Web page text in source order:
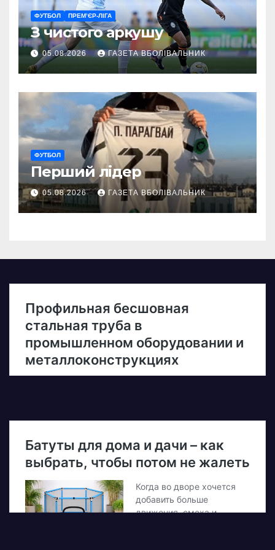
ФУТБОЛ ПРЕМ’ЄР-ЛІГА
З чистого аркушу
05.08.2026 ГАЗЕТА ВБОЛІВАЛЬНИК
ФУТБОЛ
Перший лідер
05.08.2026 ГАЗЕТА ВБОЛІВАЛЬНИК